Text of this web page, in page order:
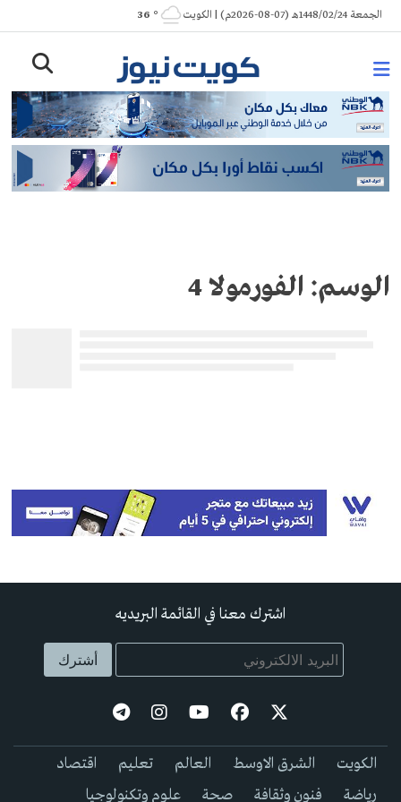
Skip
to
الجمعة 1448/02/24هـ (07-08-2026م) | الكويت ° 36
الوسم: الفورمولا 4
اشترك معنا في القائمة البريديه
الكويت الشرق الاوسط العالم تعليم
اقتصاد
رياضة
فنون وثقافة صحة علوم وتكنولوجيا